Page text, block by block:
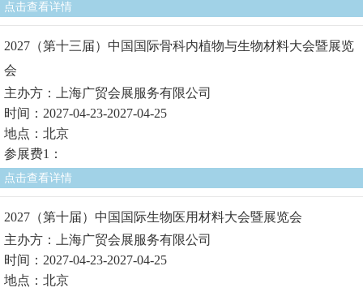
点击查看详情
2027（第十三届）中国国际骨科内植物与生物材料大会暨展览
会
主办方：上海广贸会展服务有限公司
时间：2027-04-23-2027-04-25
地点：北京
参展费1：
点击查看详情
2027（第十届）中国国际生物医用材料大会暨展览会
主办方：上海广贸会展服务有限公司
时间：2027-04-23-2027-04-25
地点：北京